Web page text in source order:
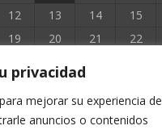
privacidad
mejorar su experiencia de
anuncios o contenidos
12 13 14 15
19 20 21 22